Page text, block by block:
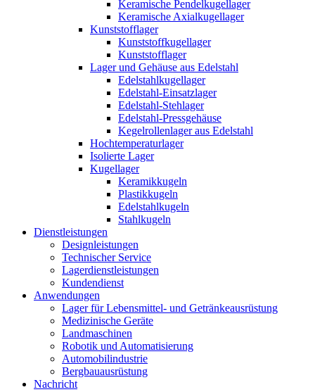
Keramische Pendelkugellager
Keramische Axialkugellager
Kunststofflager
Kunststoffkugellager
Kunststofflager
Lager und Gehäuse aus Edelstahl
Edelstahlkugellager
Edelstahl-Einsatzlager
Edelstahl-Stehlager
Edelstahl-Pressgehäuse
Kegelrollenlager aus Edelstahl
Hochtemperaturlager
Isolierte Lager
Kugellager
Keramikkugeln
Plastikkugeln
Edelstahlkugeln
Stahlkugeln
Dienstleistungen
Designleistungen
Technischer Service
Lagerdienstleistungen
Kundendienst
Anwendungen
Lager für Lebensmittel- und Getränkeausrüstung
Medizinische Geräte
Landmaschinen
Robotik und Automatisierung
Automobilindustrie
Bergbauausrüstung
Nachricht